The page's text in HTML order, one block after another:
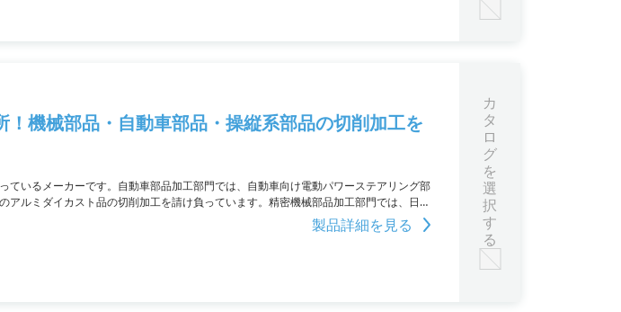
！機械部品・自動車部品・操縦系部品の切削加工を
ているメーカーです。自動車部品加工部門では、自動車向け電動パワーステアリング部
アルミダイカスト品の切削加工を請け負っています。精密機械部品加工部門では、日本
研削、モノキャリアスライダー加工を行っています。試作部門では、砂型鋳造品や石膏
製品詳細を見る
カ
タ
ロ
グ
を
選
択
す
る